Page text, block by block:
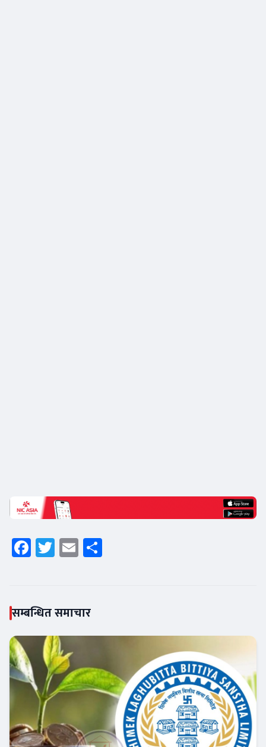
Facebook
Twitter
Email
सम्बन्धित समाचार